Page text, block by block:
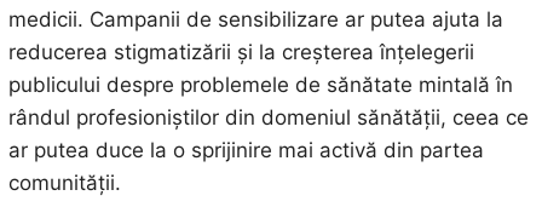
medicii. Campanii de sensibilizare ar putea ajuta la
reducerea stigmatizării și la creșterea înțelegerii
publicului despre problemele de sănătate mintală în
rândul profesioniștilor din domeniul sănătății, ceea ce
ar putea duce la o sprijinire mai activă din partea
comunității.